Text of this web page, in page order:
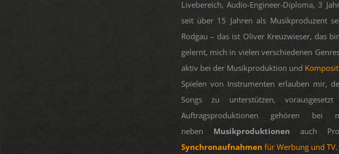
Livebereich, Audio-Engineer-Diploma, 3
seit über 15 Jahren als Musikproduzent
Rodgau – das ist Oliver Kreuzwieser, das
gelernt, mich in vielen verschiedenen
aktiv bei der Musikproduktion und
Spielen von Instrumenten erlauben mir,
Songs zu unterstützen,
Auftragsproduktionen gehören
neben Musikproduktionen auch
Synchronaufnahmen für Werbung und TV.